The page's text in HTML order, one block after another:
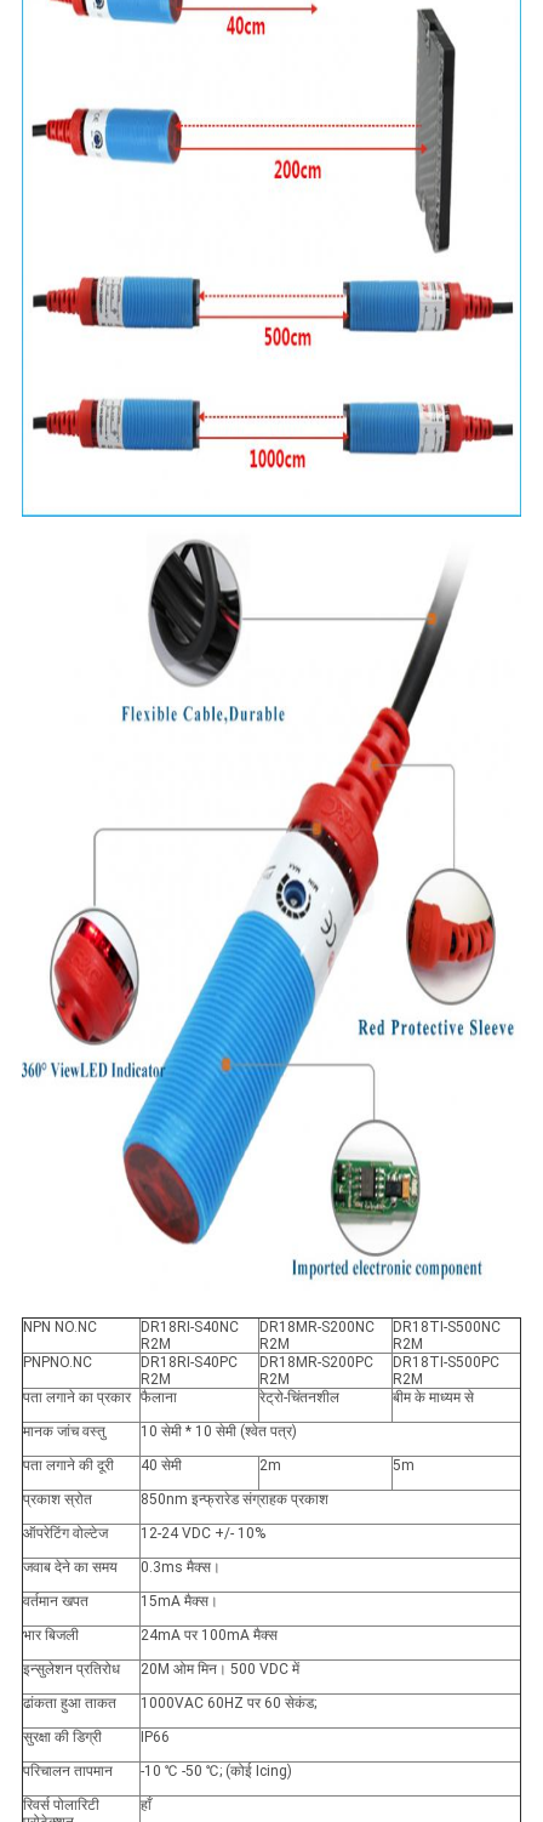
NPN NO.NC
DR18RI-S40NC
R2M
DR18MR-S200NC
R2M
DR18TI-S500NC
R2M
PNPNO.NC
DR18RI-S40PC
R2M
DR18MR-S200PC
R2M
DR18TI-S500PC
R2M
पता लगाने का प्रकार फैलाना रेट्रो-चिंतनशील
बीम के माध्यम से
मानक जांच वस्तु
10 सेमी * 10 सेमी (श्वेत पत्र)
पता लगाने की दूरी
40 सेमी 2m
5m
प्रकाश स्रोत
850nm इन्फ्रारेड संग्राहक प्रकाश
ऑपरेटिंग वोल्टेज
12-24 VDC +/- 10%
जवाब देने का समय
0.3ms मैक्स।
वर्तमान खपत
15mA मैक्स।
भार बिजली
24mA पर 100mA मैक्स
इन्सुलेशन प्रतिरोध
20M ओम मिन। 500 VDC में
ढांकता हुआ ताकत
1000VAC 60HZ पर 60 सेकंड;
सुरक्षा की डिग्री
IP66
परिचालन तापमान
-10 ℃ -50 ℃; (कोई Icing)
रिवर्स पोलारिटी
हाँ